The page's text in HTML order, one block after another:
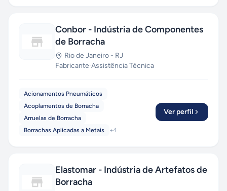
Conbor - Indústria de Componentes
de Borracha
Rio de Janeiro - RJ
Fabricante·Assistência Técnica
Acionamentos Pneumáticos
Acoplamentos de Borracha
Arruelas de Borracha
Borrachas Aplicadas a Metais
+4
Ver perfil
Elastomar - Indústria de Artefatos de
Borracha